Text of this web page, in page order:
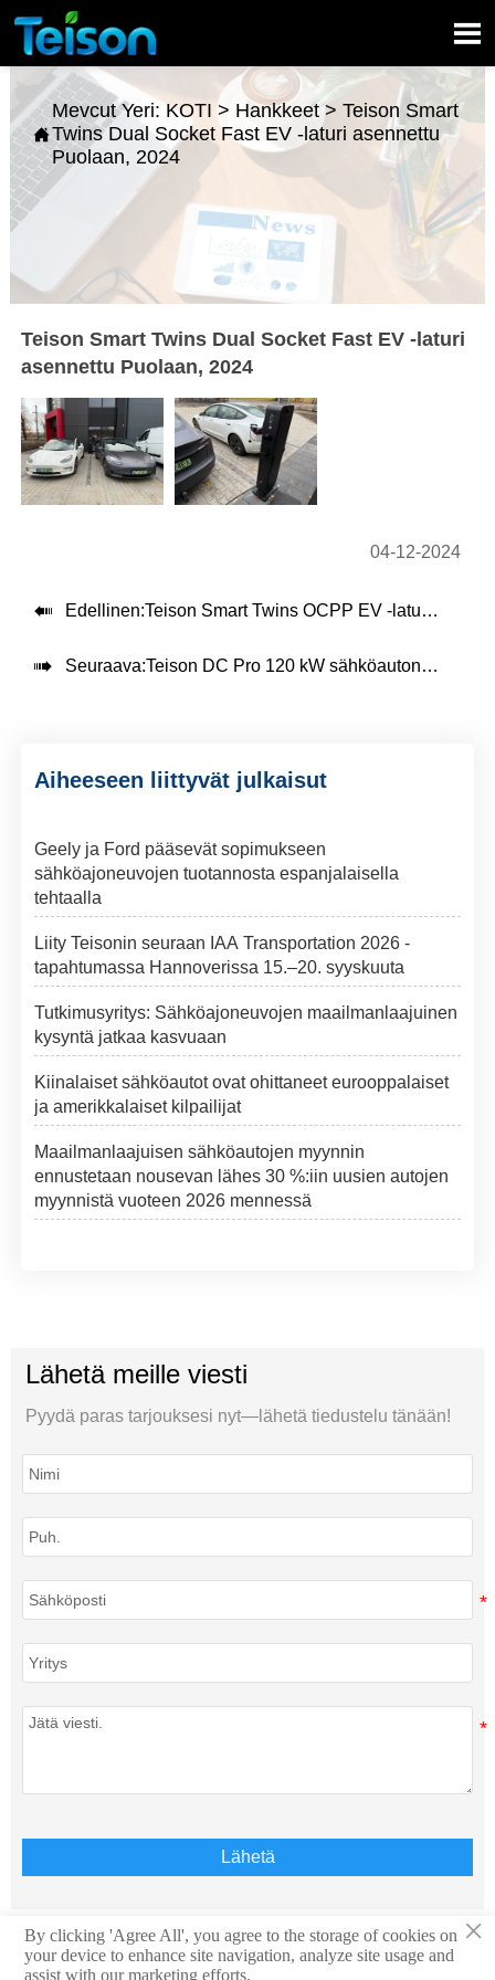


Mevcut Yeri: KOTI > Hankkeet> Teison Smart
Twins Dual Socket Fast EV -laturi asennettu
Puolaan, 2024
Teison Smart Twins Dual Socket Fast EV -laturi
asennettu Puolaan, 2024
04-12-2024
 Edellinen:Teison Smart Twins OCPP EV -laturi asennettu Puolaan
 Seuraava:Teison DC Pro 120 kW sähköauton latausasema asennettu Brasiliaan, 2024
Aiheeseen liittyvät julkaisut
Geely ja Ford pääsevät sopimukseen
sähköajoneuvojen tuotannosta espanjalaisella
tehtaalla
Liity Teisonin seuraan IAA Transportation 2026 -
tapahtumassa Hannoverissa 15.–20. syyskuuta
Tutkimusyritys: Sähköajoneuvojen maailmanlaajuinen
kysyntä jatkaa kasvuaan
Kiinalaiset sähköautot ovat ohittaneet eurooppalaiset
ja amerikkalaiset kilpailijat
Maailmanlaajuisen sähköautojen myynnin
ennustetaan nousevan lähes 30 %:iin uusien autojen
myynnistä vuoteen 2026 mennessä
Lähetä meille viesti
Pyydä paras tarjouksesi nyt—lähetä tiedustelu tänään!
Lähetä
Tekijänoikeus © Teison Energy Technology Co.,Ltd. Kaikki
×
By clicking 'Agree All', you agree to the storage of cookies on
your device to enhance site navigation, analyze site usage and
assist with our marketing efforts.